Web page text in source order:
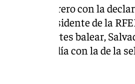
el 10 de febrero con la
del expresidente de la
de Deportes balear,
ese día con la de la